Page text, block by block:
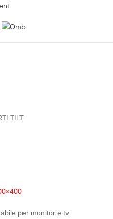
TILT
per monitor e tv.